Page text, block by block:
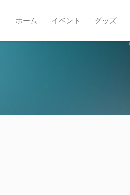
ホーム イベント グッズ